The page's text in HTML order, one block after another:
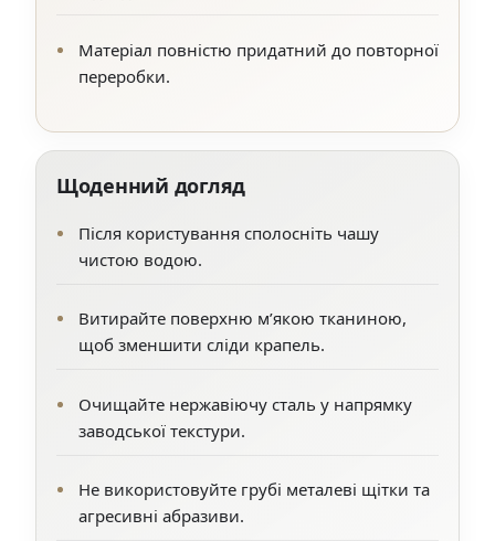
Матеріал повністю придатний до повторної
переробки.
Щоденний догляд
Після користування сполосніть чашу
чистою водою.
Витирайте поверхню м’якою тканиною,
щоб зменшити сліди крапель.
Очищайте нержавіючу сталь у напрямку
заводської текстури.
Не використовуйте грубі металеві щітки та
агресивні абразиви.